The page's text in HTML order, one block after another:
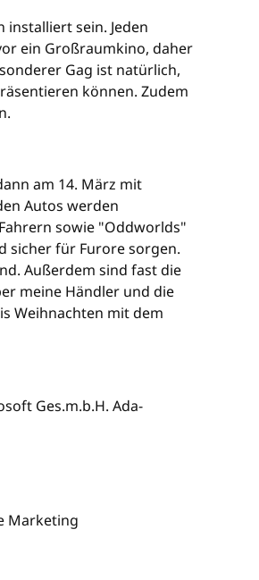
sein. Jeden
ein Großraumkino, daher
Gag ist natürlich,
können. Zudem
am 14. März mit
Autos werden
sowie "Oddworlds"
sicher für Furore sorgen.
Außerdem sind fast die
meine Händler und die
Weihnachten mit dem
Ges.m.b.H. Ada-
Marketing